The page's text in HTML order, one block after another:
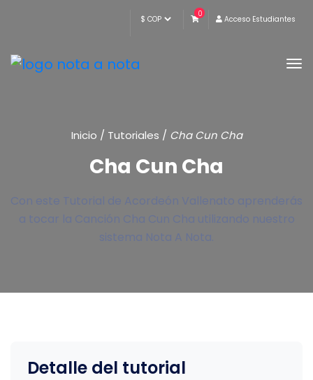
0
Acceso Estudiantes
Inicio / Tutoriales / Cha Cun Cha
Cha Cun Cha
Con este Tutorial de Acordeón Vallenato aprenderás
a tocar la Canción Cha Cun Cha utilizando nuestro
sistema Nota A Nota.
Detalle del tutorial